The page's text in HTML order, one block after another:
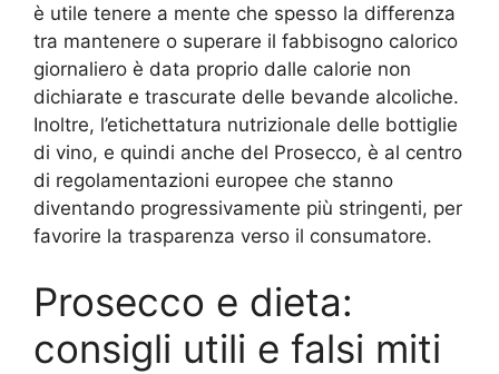
è utile tenere a mente che spesso la differenza
tra mantenere o superare il fabbisogno calorico
giornaliero è data proprio dalle calorie non
dichiarate e trascurate delle bevande alcoliche.
Inoltre, l’etichettatura nutrizionale delle bottiglie
di vino, e quindi anche del Prosecco, è al centro
di regolamentazioni europee che stanno
diventando progressivamente più stringenti, per
favorire la trasparenza verso il consumatore.
Prosecco e dieta:
consigli utili e falsi miti